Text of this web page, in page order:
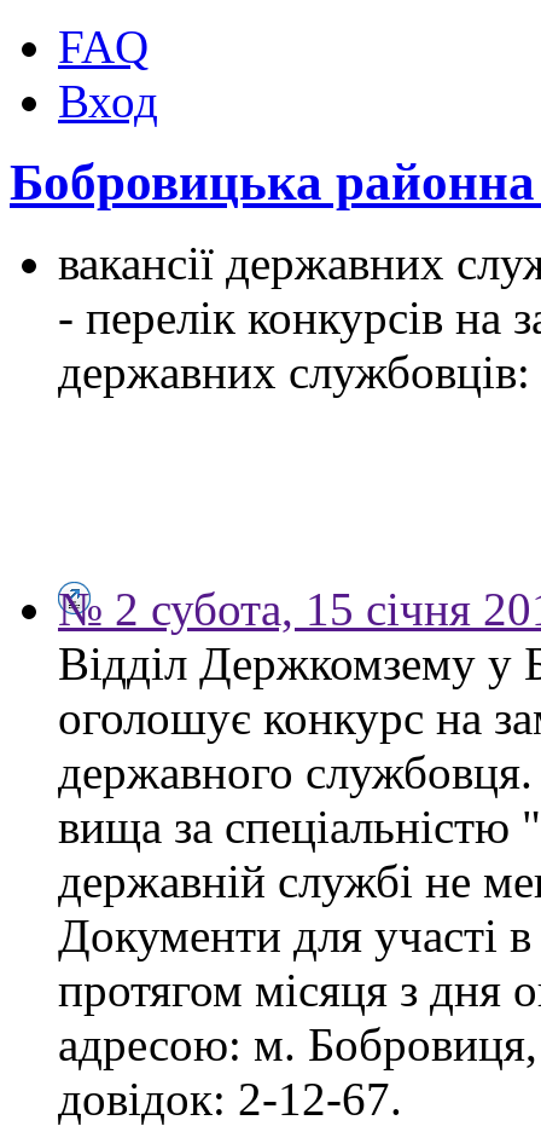
FAQ
Вход
Бобровицька
вакансії державних
- перелік конкурсів на
державних службовців:
№ 2 субота, 15 січня
Відділ Держкомзему у
оголошує конкурс на
державного
вища за
державній службі не
Документи для участі
протягом місяця з дня
адресою: м.
довідок: 2-12-67.